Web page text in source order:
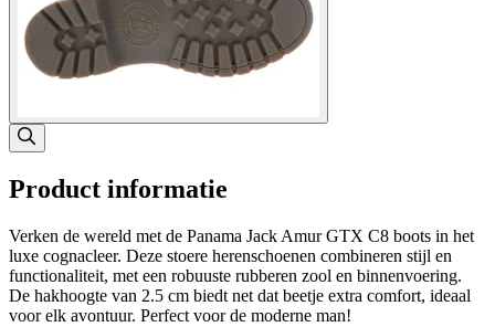
Product informatie
Verken de wereld met de Panama Jack Amur GTX C8 boots in het
luxe cognacleer. Deze stoere herenschoenen combineren stijl en
functionaliteit, met een robuuste rubberen zool en binnenvoering.
De hakhoogte van 2.5 cm biedt net dat beetje extra comfort, ideaal
voor elk avontuur. Perfect voor de moderne man!